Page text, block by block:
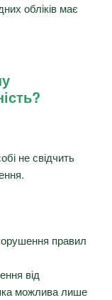
обліків має
не свідчить
правил
від
яка можлива лише